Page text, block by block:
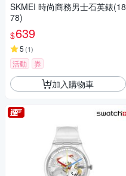
SKMEI 時尚商務男士石英錶(18
78)
$639
5 (1)
活動 券
加入購物車